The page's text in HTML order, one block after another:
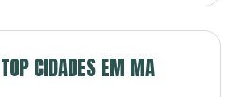
TOP CIDADES EM MA